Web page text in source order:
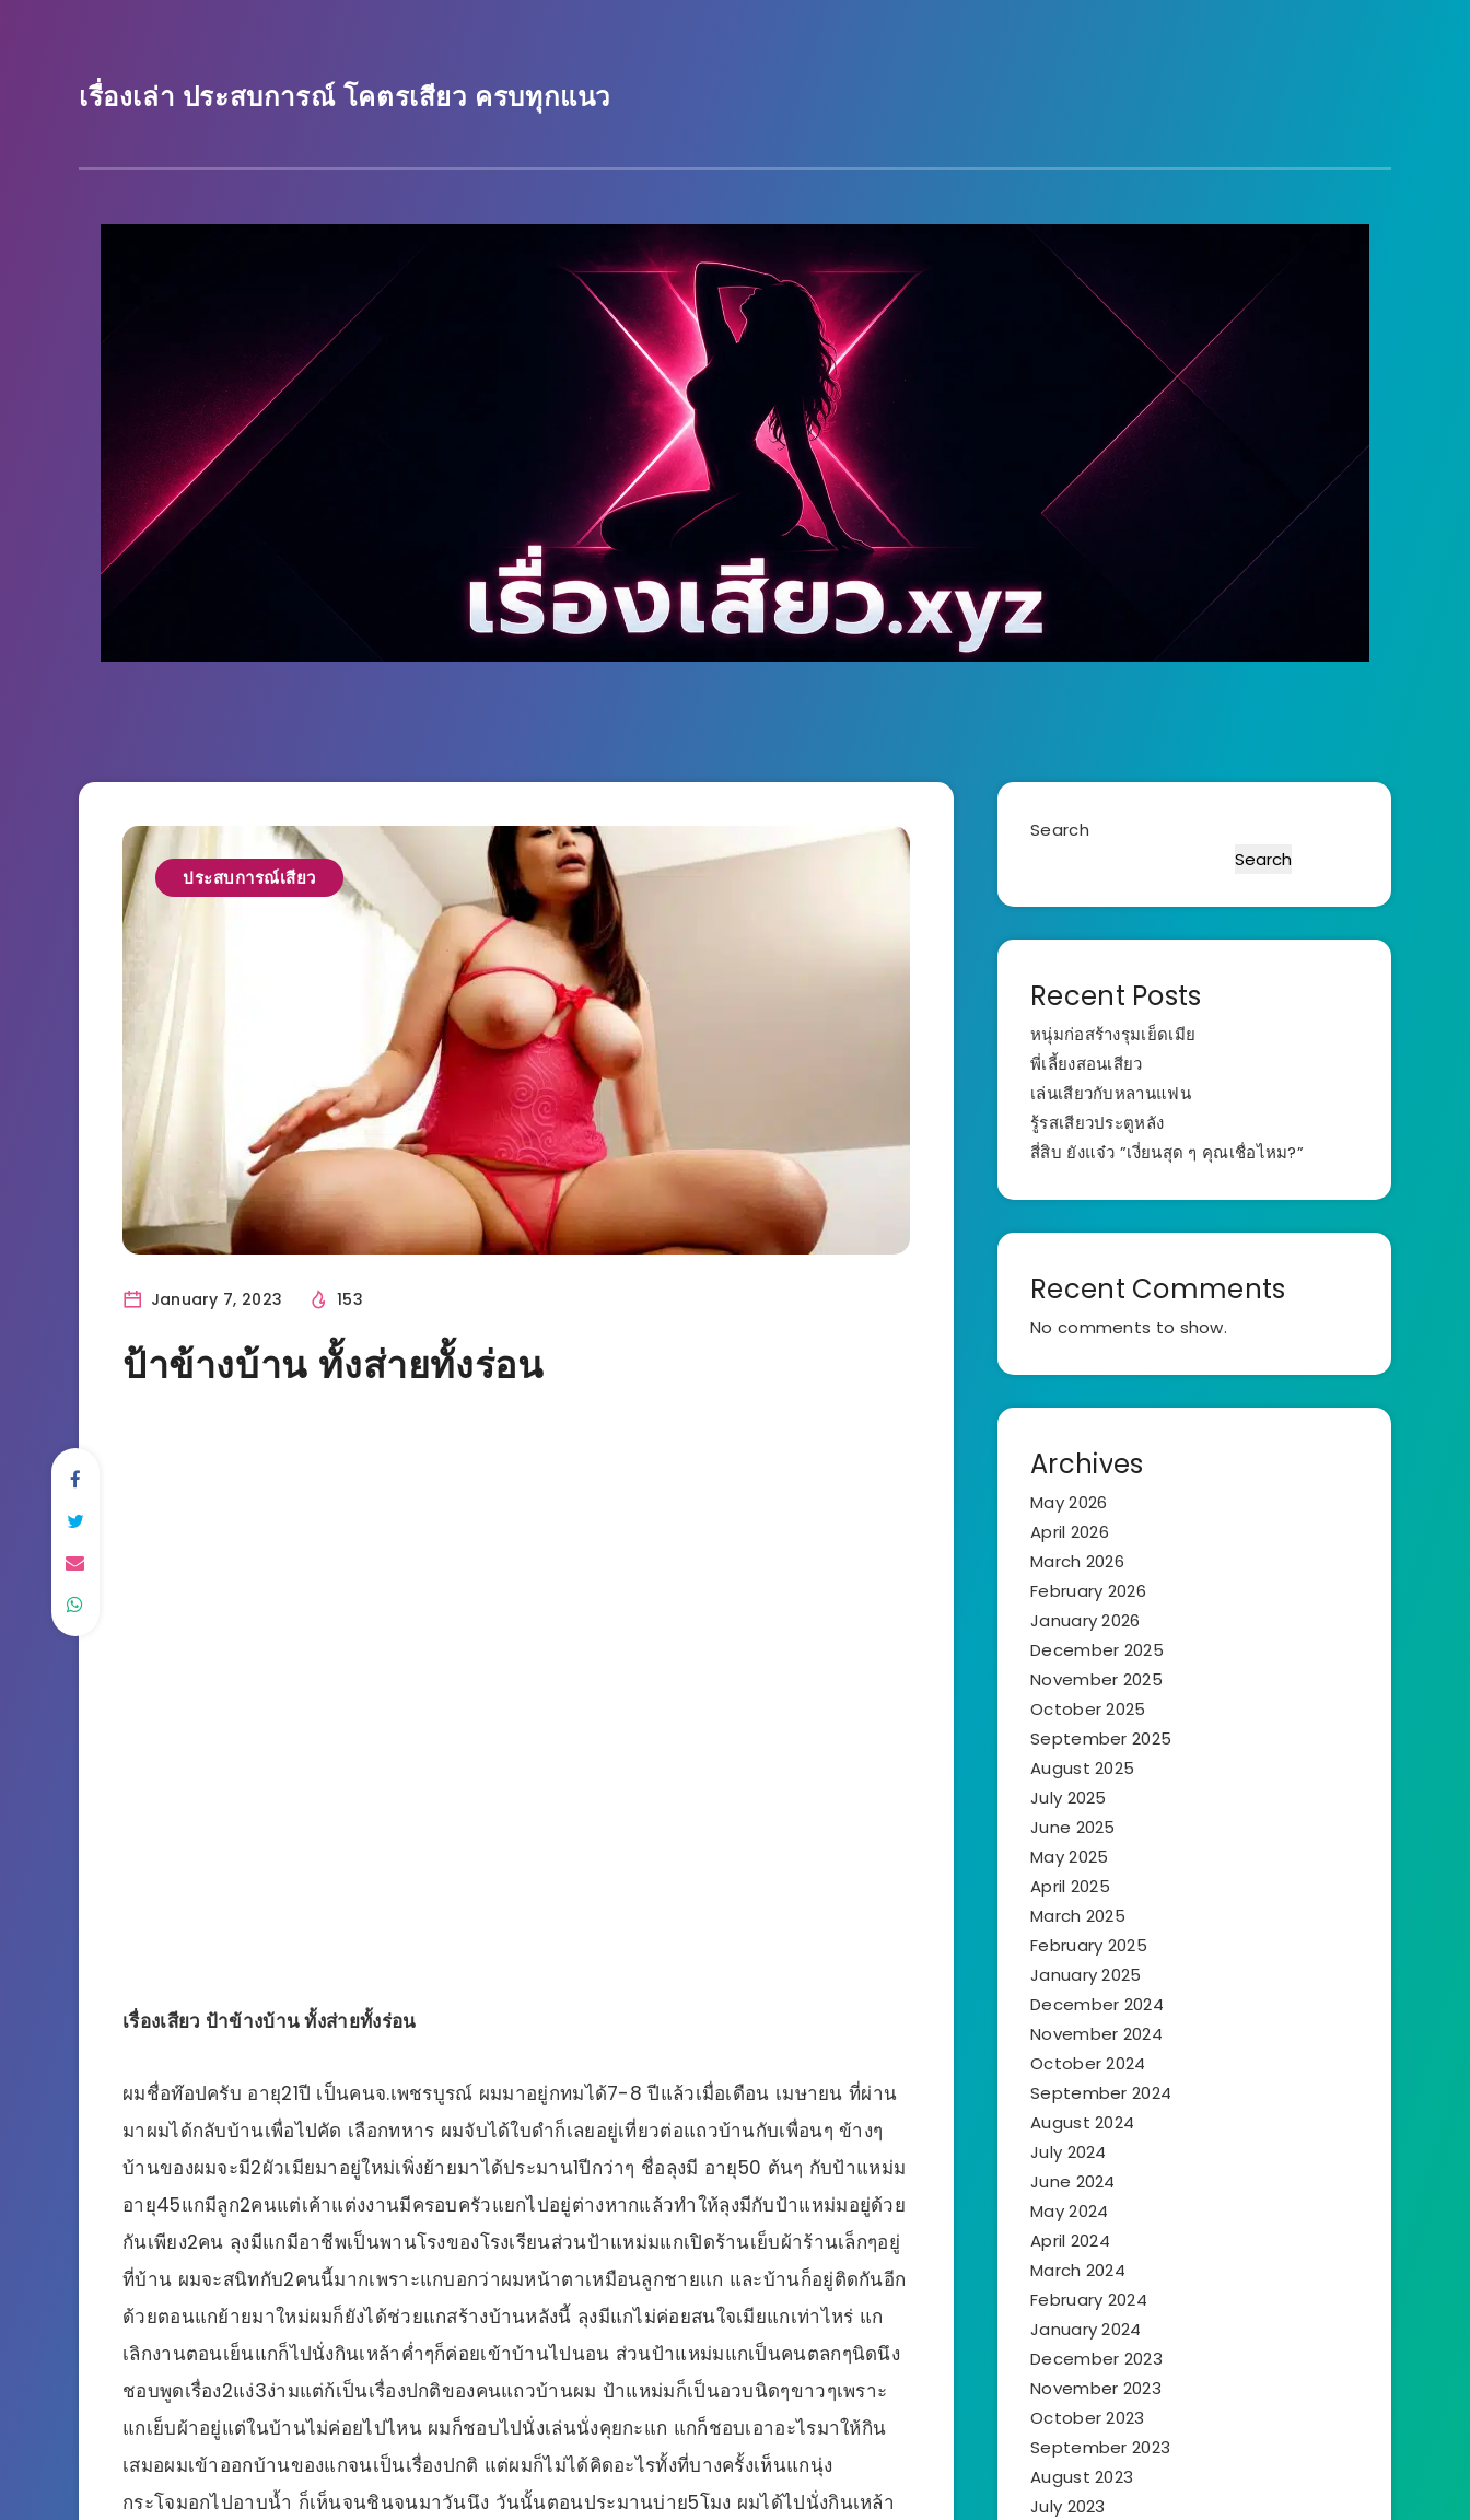
เรื่องเล่า ประสบการณ์ โคตรเสียว ครบทุกแนว
ประสบการณ์เสียว
January 7, 2023 153
ป้าข้างบ้าน ทั้งส่ายทั้งร่อน
เรื่องเสียว ป้าข้างบ้าน ทั้งส่ายทั้งร่อน
ผมชื่อท๊อปครับ อายุ21ปี เป็นคนจ.เพชรบูรณ์ ผมมาอยู่กทมได้7-8 ปีแล้วเมื่อเดือน เมษายน ที่ผ่าน
มาผมได้กลับบ้านเพื่อไปคัด เลือกทหาร ผมจับได้ใบดำก็เลยอยู่เที่ยวต่อแถวบ้านกับเพื่อนๆ ข้างๆ
บ้านของผมจะมี2ผัวเมียมาอยู่ใหม่เพิ่งย้ายมาได้ประมาน1ปีกว่าๆ ชื่อลุงมี อายุ50 ต้นๆ กับป้าแหม่ม
อายุ45แกมีลูก2คนแต่เค้าแต่งงานมีครอบครัวแยกไปอยู่ต่างหากแล้วทำให้ลุงมีกับป้าแหม่มอยู่ด้วย
กันเพียง2คน ลุงมีแกมีอาชีพเป็นพานโรงของโรงเรียนส่วนป้าแหม่มแกเปิดร้านเย็บผ้าร้านเล็กๆอยู่
ที่บ้าน ผมจะสนิทกับ2คนนี้มากเพราะแกบอกว่าผมหน้าตาเหมือนลูกชายแก และบ้านก็อยู่ติดกันอีก
ด้วยตอนแกย้ายมาใหม่ผมก็ยังได้ช่วยแกสร้างบ้านหลังนี้ ลุงมีแกไม่ค่อยสนใจเมียแกเท่าไหร่ แก
เลิกงานตอนเย็นแกก็ไปนั่งกินเหล้าค่ำๆก็ค่อยเข้าบ้านไปนอน ส่วนป้าแหม่มแกเป็นคนตลกๆนิดนึง
ชอบพูดเรื่อง2แง่3ง่ามแต่ก้เป็นเรื่องปกติของคนแถวบ้านผม ป้าแหม่มก็เป็นอวบนิดๆขาวๆเพราะ
แกเย็บผ้าอยู่แต่ในบ้านไม่ค่อยไปไหน ผมก็ชอบไปนั่งเล่นนั่งคุยกะแก แกก็ชอบเอาอะไรมาให้กิน
เสมอผมเข้าออกบ้านของแกจนเป็นเรื่องปกติ แต่ผมก็ไม่ได้คิดอะไรทั้งที่บางครั้งเห็นแกนุ่ง
กระโจมอกไปอาบน้ำ ก็เห็นจนชินจนมาวันนึง วันนั้นตอนประมานบ่าย5โมง ผมได้ไปนั่งกินเหล้า
Search
Search
Recent Posts
หนุ่มก่อสร้างรุมเย็ดเมีย
พี่เลี้ยงสอนเสียว
เล่นเสียวกับหลานแฟน
รู้รสเสียวประตูหลัง
สี่สิบ ยังแจ๋ว ”เงี่ยนสุด ๆ คุณเชื่อไหม?”
Recent Comments
No comments to show.
Archives
May 2026
April 2026
March 2026
February 2026
January 2026
December 2025
November 2025
October 2025
September 2025
August 2025
July 2025
June 2025
May 2025
April 2025
March 2025
February 2025
January 2025
December 2024
November 2024
October 2024
September 2024
August 2024
July 2024
June 2024
May 2024
April 2024
March 2024
February 2024
January 2024
December 2023
November 2023
October 2023
September 2023
August 2023
July 2023